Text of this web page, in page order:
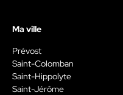
Ma ville
Prévost
Saint-Colomban
Saint-Hippolyte
Saint-Jérôme